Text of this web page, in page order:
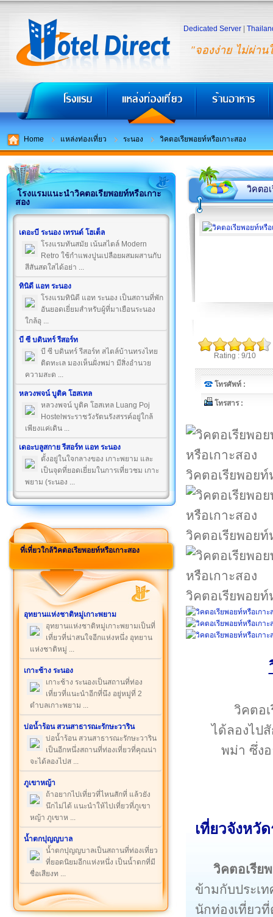
"จองง่าย ไม่ผ่าน
Dedicated Server
Home แหล่งท่องเที่ยว ระนอง วิคตอเรียพอยท์หรือเกาะสอง
โรงแรมแนะนำวิคตอเรียพอยท์หรือเกาะ
สอง
เดอะบี ระนอง เทรนด์ โฮเต็ล
โรงแรมทันสมัย เน้นสไตล์ Modern
Retro ใช้กำแพงปูนเปลือยผสมผสานกับ
สีสันสดใสได้อย่า ...
ทินิดี แอท ระนอง
โรงแรมทินิดี แอท ระนอง เป็นสถานที่พัก
อันยอดเยี่ยมสำหรับผู้ที่มาเยือนระนอง
ใกล้อุ ...
บี ซี บดินทร์ รีสอร์ท
บี ซี บดินทร์ รีสอร์ท สไตล์บ้านทรงไทย
ติดทะเล มองเห็นฝั่งพม่า มีสิ่งอำนวย
ความสะด ...
หลวงพจน์ บูติค โฮสเทล
หลวงพจน์ บูติค โฮสเทล Luang Poj
Hostelพระราชวังรัตนรังสรรค์อยู่ใกล้
เพียงแค่เดิน ...
เดอะบลูสกาย รีสอร์ท แอท ระนอง
ตั้งอยู่ในใจกลางของ เกาะพยาม และ
เป็นจุดที่ยอดเยี่ยมในการเที่ยวชม เกาะ
พยาม (ระนอง ...
ที่เที่ยวใกล้วิคตอเรียพอยท์หรือเกาะสอง
อุทยานแห่งชาติหมู่เกาะพยาม
อุทยานแห่งชาติหมู่เกาะพยามเป็นที่
เที่ยวที่น่าสนใจอีกแห่งหนึ่ง อุทยาน
แห่งชาติหมู่ ...
เกาะช้าง ระนอง
เกาะช้าง ระนองเป็นสถานที่ท่อง
เที่ยวที่แนะนำอีกที่นึง อยู่หมู่ที่ 2
ตำบลเกาะพยาม ...
บ่อน้ำร้อน สวนสาธารณะรักษะวาริน
บ่อน้ำร้อน สวนสาธารณะรักษะวาริน
เป็นอีกหนึ่งสถานที่ท่องเที่ยวที่คุณน่า
จะได้ลองไปส ...
ภูเขาหญ้า
ถ้าอยากไปเที่ยวที่ไหนสักที่ แล้วยัง
นึกไม่ได้ แนะนำให้ไปเที่ยวที่ภูเขา
หญ้า ภูเขาห ...
น้ำตกปุญญบาล
น้ำตกปุญญบาลเป็นสถานที่ท่องเที่ยว
ที่ยอดนิยมอีกแห่งหนึ่ง เป็นน้ำตกที่มี
ชื่อเสียงท ...
วิคตอ
Rating : 9/10
โทรศัพท์ :
โทรสาร :
วิคตอเรียพอยท์
วิคตอเรียพอยท์
วิคตอเรียพอยท์
วิคตอ
ได้ลองไป
พม่า ซึ่ง
เที่ยวจังหวั
วิคตอเรีย
ข้ามกับประเ
นักท่องเที่ยว